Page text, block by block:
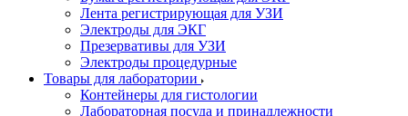
Лента регистрирующая для УЗИ
Электроды для ЭКГ
Презервативы для УЗИ
Электроды процедурные
Товары для лаборатории
Контейнеры для гистологии
Лабораторная посуда и принадлежности